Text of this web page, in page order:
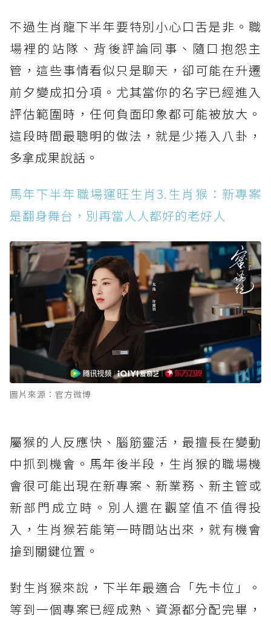
不過生肖龍下半年要特別小心口舌是非。職
場裡的站隊、背後評論同事、隨口抱怨主
管，這些事情看似只是聊天，卻可能在升遷
前夕變成扣分項。尤其當你的名字已經進入
評估範圍時，任何負面印象都可能被放大。
這段時間最聰明的做法，就是少捲入八卦，
多拿成果說話。
馬年下半年職場運旺生肖3.生肖猴：新專案
是翻身舞台，別再當人人都好的老好人
圖片來源：官方微博
屬猴的人反應快、腦筋靈活，最擅長在變動
中抓到機會。馬年後半段，生肖猴的職場機
會很可能出現在新專案、新業務、新主管或
新部門成立時。別人還在觀望值不值得投
入，生肖猴若能第一時間站出來，就有機會
搶到關鍵位置。
對生肖猴來說，下半年最適合「先卡位」。
等到一個專案已經成熟、資源都分配完畢，